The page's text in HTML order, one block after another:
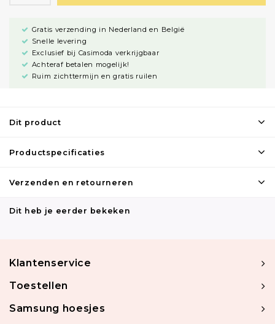
Gratis verzending in Nederland en België
Snelle levering
Exclusief bij Casimoda verkrijgbaar
Achteraf betalen mogelijk!
Ruim zichttermijn en gratis ruilen
Dit product
Productspecificaties
Verzenden en retourneren
Dit heb je eerder bekeken
Klantenservice
Toestellen
Samsung hoesjes